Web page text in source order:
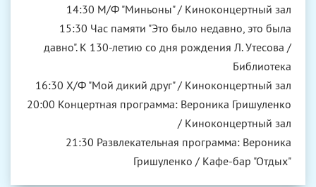
14:30 М/Ф "Миньоны" / Киноконцертный зал
15:30 Час памяти "Это было недавно, это была
давно". К 130-летию со дня рождения Л. Утесова /
Библиотека
16:30 Х/Ф "Мой дикий друг" / Киноконцертный зал
20:00 Концертная программа: Вероника Гришуленко
/ Киноконцертный зал
21:30 Развлекательная программа: Вероника
Гришуленко / Кафе-бар "Отдых"